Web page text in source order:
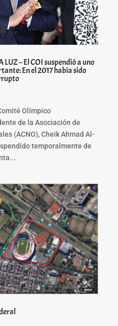
LUZ – El COI suspendió a uno
En el 2017 había sido
Olímpico
de la Asociación de
(ACNO), Cheik Ahmad Al-
temporalmente de